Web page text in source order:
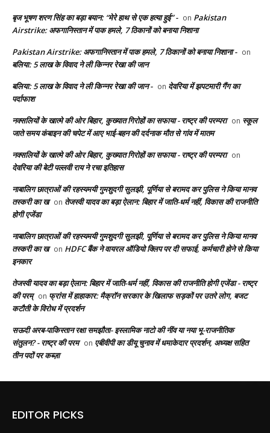
बृज भूषण शरण सिंह का बड़ा बयान: “मेरे हाथ से एक हत्या हुई” - on Pakistan
Airstrike: अफगानिस्तान में पाक हमले, 7 ठिकानों को बनाया निशाना
Pakistan Airstrike: अफगानिस्तान में पाक हमले, 7 ठिकानों को बनाया निशाना - on
बलिया: 5 लाख के विवाद ने ली किन्नर रेखा की जान
बलिया: 5 लाख के विवाद ने ली किन्नर रेखा की जान - on देवरिया में झपटमारी गैंग का
पर्दाफाश
नक्सलियों के खात्मे की ओर बिहार, कुख्यात गिरोहों का सफाया - राष्ट्र की परम्परा on स्कूल
जाते समय कंबाइन की चपेट में आए भाई-बहन की दर्दनाक मौत से गांव में मातम
नक्सलियों के खात्मे की ओर बिहार, कुख्यात गिरोहों का सफाया - राष्ट्र की परम्परा on
देवरिया की बेटी पल्लवी राय ने रचा इतिहास
नाबालिग छात्राओं की रहस्यमयी गुमशुदगी सुलझी, पूर्णिया से बरामद कर पुलिस ने किया मानव
तस्करी का ख on तेजस्वी यादव का बड़ा ऐलान: बिहार में जाति-धर्म नहीं, विकास की राजनीति
होगी एजेंडा
नाबालिग छात्राओं की रहस्यमयी गुमशुदगी सुलझी, पूर्णिया से बरामद कर पुलिस ने किया मानव
तस्करी का ख on HDFC बैंक ने वायरल ऑडियो क्लिप पर दी सफाई, कर्मचारी होने से किया
इनकार
तेजस्वी यादव का बड़ा ऐलान: बिहार में जाति-धर्म नहीं, विकास की राजनीति होगी एजेंडा - राष्ट्र
की परम् on फ्रांस में हाहाकार: मैक्रॉन सरकार के खिलाफ सड़कों पर उतरे लोग, बजट
कटौती के विरोध में प्रदर्शन
सऊदी अरब-पाकिस्तान रक्षा समझौता- इस्लामिक नाटो की नींव या नया भू-राजनीतिक
संतुलन? - राष्ट्र की परम on एबीवीपी का डीयू चुनाव में धमाकेदार प्रदर्शन, अध्यक्ष सहित
तीन पदों पर कब्ज़ा
EDITOR PICKS